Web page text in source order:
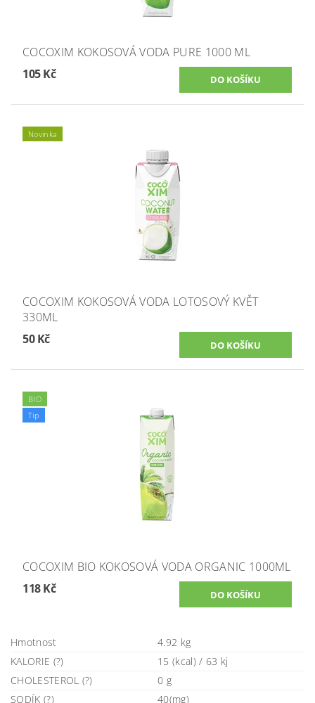
COCOXIM KOKOSOVÁ VODA PURE 1000 ML
105 Kč
Novinka
COCOXIM KOKOSOVÁ VODA LOTOSOVÝ KVĚT
330ML
50 Kč
BIO
Tip
COCOXIM BIO KOKOSOVÁ VODA ORGANIC 1000ML
118 Kč
Hmotnost
4.92 kg
KALORIE (?)
15 (kcal) / 63 kj
CHOLESTEROL (?)
0 g
SODÍK (?)
40(mg)